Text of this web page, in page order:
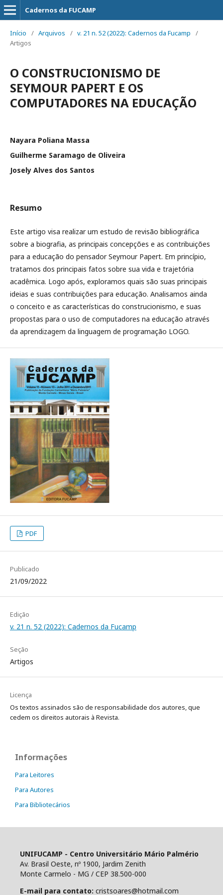
Cadernos da FUCAMP
Início / Arquivos / v. 21 n. 52 (2022): Cadernos da Fucamp
/
Artigos
O CONSTRUCIONISMO DE
SEYMOUR PAPERT E OS
COMPUTADORES NA EDUCAÇÃO
Nayara Poliana Massa
Guilherme Saramago de Oliveira
Josely Alves dos Santos
Resumo
Este artigo visa realizar um estudo de revisão bibliográfica
sobre a biografia, as principais concepções e as contribuições
para a educação do pensador Seymour Papert. Em princípio,
tratamos dos principais fatos sobre sua vida e trajetória
acadêmica. Logo após, exploramos quais são suas principais
ideias e suas contribuições para educação. Analisamos ainda
o conceito e as características do construcionismo, e suas
propostas para o uso de computadores na educação através
da aprendizagem da linguagem de programação LOGO.
PDF
Publicado
21/09/2022
Edição
v. 21 n. 52 (2022): Cadernos da Fucamp
Seção
Artigos
Licença
Os textos assinados são de responsabilidade dos autores, que
cedem os direitos autorais à Revista.
Informações
Para Leitores
Para Autores
Para Bibliotecários
UNIFUCAMP - Centro Universitário Mário Palmério
Av. Brasil Oeste, nº 1900, Jardim Zenith
Monte Carmelo - MG / CEP 38.500-000
E-mail para contato: cristsoares@hotmail.com